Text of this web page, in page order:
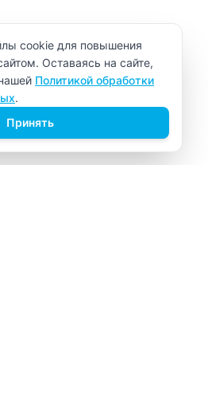
cookie
cookie для повышения
Оставаясь на сайте,
Политикой обработки
.
Принять